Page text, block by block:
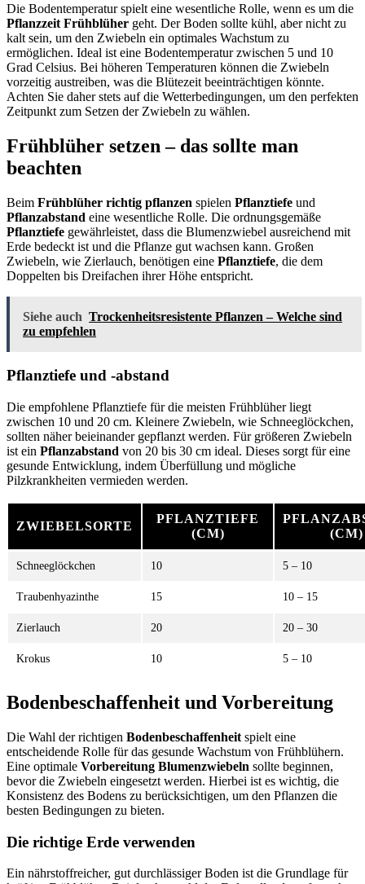
Die Bodentemperatur spielt eine wesentliche Rolle, wenn es um die
Pflanzzeit Frühblüher geht. Der Boden sollte kühl, aber nicht zu
kalt sein, um den Zwiebeln ein optimales Wachstum zu
ermöglichen. Ideal ist eine Bodentemperatur zwischen 5 und 10
Grad Celsius. Bei höheren Temperaturen können die Zwiebeln
vorzeitig austreiben, was die Blütezeit beeinträchtigen könnte.
Achten Sie daher stets auf die Wetterbedingungen, um den perfekten
Zeitpunkt zum Setzen der Zwiebeln zu wählen.
Frühblüher setzen – das sollte man
beachten
Beim Frühblüher richtig pflanzen spielen Pflanztiefe und
Pflanzabstand eine wesentliche Rolle. Die ordnungsgemäße
Pflanztiefe gewährleistet, dass die Blumenzwiebel ausreichend mit
Erde bedeckt ist und die Pflanze gut wachsen kann. Großen
Zwiebeln, wie Zierlauch, benötigen eine Pflanztiefe, die dem
Doppelten bis Dreifachen ihrer Höhe entspricht.
Siehe auch Trockenheitsresistente Pflanzen – Welche sind
zu empfehlen
Pflanztiefe und -abstand
Die empfohlene Pflanztiefe für die meisten Frühblüher liegt
zwischen 10 und 20 cm. Kleinere Zwiebeln, wie Schneeglöckchen,
sollten näher beieinander gepflanzt werden. Für größeren Zwiebeln
ist ein Pflanzabstand von 20 bis 30 cm ideal. Dieses sorgt für eine
gesunde Entwicklung, indem Überfüllung und mögliche
Pilzkrankheiten vermieden werden.
ZWIEBELSORTE
PFLANZTIEFE
(CM)
(CM)
Schneeglöckchen 10 5 – 10
Traubenhyazinthe 15 10 – 15
Zierlauch 20 20 – 30
Krokus 10 5 – 10
Bodenbeschaffenheit und Vorbereitung
Die Wahl der richtigen Bodenbeschaffenheit spielt eine
entscheidende Rolle für das gesunde Wachstum von Frühblühern.
Eine optimale Vorbereitung Blumenzwiebeln sollte beginnen,
bevor die Zwiebeln eingesetzt werden. Hierbei ist es wichtig, die
Konsistenz des Bodens zu berücksichtigen, um den Pflanzen die
besten Bedingungen zu bieten.
Die richtige Erde verwenden
Ein nährstoffreicher, gut durchlässiger Boden ist die Grundlage für